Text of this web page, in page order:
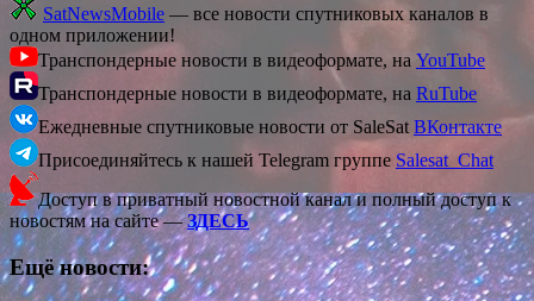
SatNewsMobile — все новости спутниковых каналов в
одном приложении!
Транспондерные новости в видеоформате, на YouTube
Транспондерные новости в видеоформате, на RuTube
Ежедневные спутниковые новости от SaleSat ВКонтакте
Присоединяйтесь к нашей Telegram группе Salesat_Chat
Доступ в приватный новостной канал и полный доступ к
новостям на сайте —ЗДЕСЬ
Ещё новости: